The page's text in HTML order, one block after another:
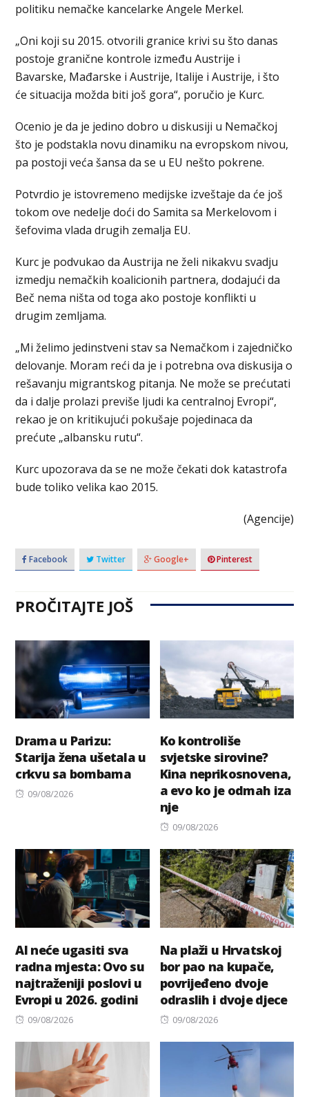
politiku nemačke kancelarke Angele Merkel.
„Oni koji su 2015. otvorili granice krivi su što danas
postoje granične kontrole između Austrije i
Bavarske, Mađarske i Austrije, Italije i Austrije, i što
će situacija možda biti još gora“, poručio je Kurc.
Ocenio je da je jedino dobro u diskusiji u Nemačkoj
što je podstakla novu dinamiku na evropskom nivou,
pa postoji veća šansa da se u EU nešto pokrene.
Potvrdio je istovremeno medijske izveštaje da će još
tokom ove nedelje doći do Samita sa Merkelovom i
šefovima vlada drugih zemalja EU.
Kurc je podvukao da Austrija ne želi nikakvu svadju
izmedju nemačkih koalicionih partnera, dodajući da
Beč nema ništa od toga ako postoje konflikti u
drugim zemljama.
„Mi želimo jedinstveni stav sa Nemačkom i zajedničko
delovanje. Moram reći da je i potrebna ova diskusija o
rešavanju migrantskog pitanja. Ne može se prećutati
da i dalje prolazi previše ljudi ka centralnoj Evropi“,
rekao je on kritikujući pokušaje pojedinaca da
prećute „albansku rutu“.
Kurc upozorava da se ne može čekati dok katastrofa
bude toliko velika kao 2015.
(Agencije)
Facebook Twitter Google+ Pinterest
PROČITAJTE JOŠ
Drama u Parizu:
Starija žena ušetala u
crkvu sa bombama
Posted
09/08/2026
Ko kontroliše
svjetske sirovine?
Kina neprikosnovena,
a evo ko je odmah iza
nje
Posted
09/08/2026
AI neće ugasiti sva
radna mjesta: Ovo su
najtraženiji poslovi u
Evropi u 2026. godini
Posted
09/08/2026
Na plaži u Hrvatskoj
bor pao na kupače,
povrijeđeno dvoje
odraslih i dvoje djece
Posted
09/08/2026